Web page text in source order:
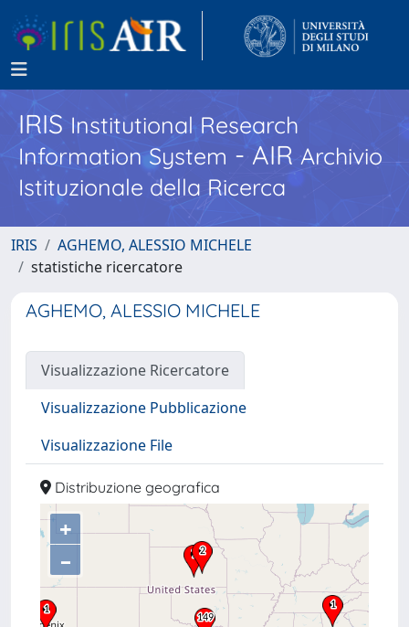
IRISInstitutional Research
Information System - AIR Archivio
Istituzionale della Ricerca
IRIS
AGHEMO, ALESSIO MICHELE
statistiche ricercatore
AGHEMO, ALESSIO MICHELE
Visualizzazione Ricercatore
Visualizzazione Pubblicazione
Visualizzazione File
Distribuzione geografica
+
–